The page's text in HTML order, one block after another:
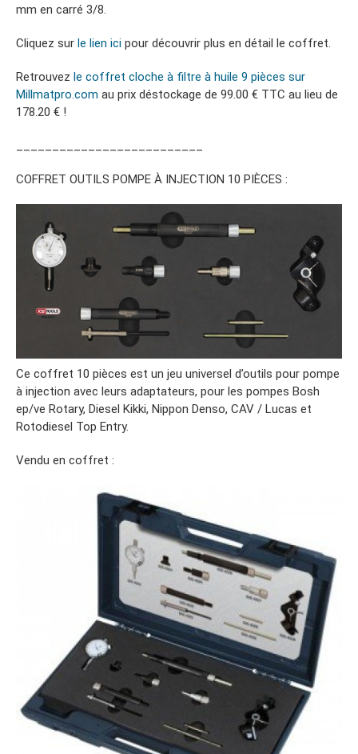
mm en carré 3/8.
Cliquez sur le lien ici pour découvrir plus en détail le coffret.
Retrouvez le coffret cloche à filtre à huile 9 pièces sur
Millmatpro.com au prix déstockage de 99.00 € TTC au lieu de
178.20 € !
COFFRET OUTILS POMPE À INJECTION 10 PIÈCES :
Ce coffret 10 pièces est un jeu universel d’outils pour pompe
à injection avec leurs adaptateurs, pour les pompes Bosh
ep/ve Rotary, Diesel Kikki, Nippon Denso, CAV / Lucas et
Rotodiesel Top Entry.
Vendu en coffret :